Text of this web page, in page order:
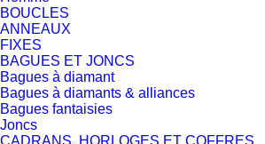
BOUCLES
ANNEAUX
FIXES
BAGUES ET JONCS
Bagues à diamant
Bagues à diamants & alliances
Bagues fantaisies
Joncs
CADRANS, HORLOGES ET COFFRES